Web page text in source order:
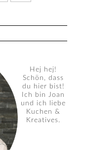
Hej hej!
Schön, dass
du hier bist!
Ich bin Joan
und ich liebe
Kuchen &
Kreatives.